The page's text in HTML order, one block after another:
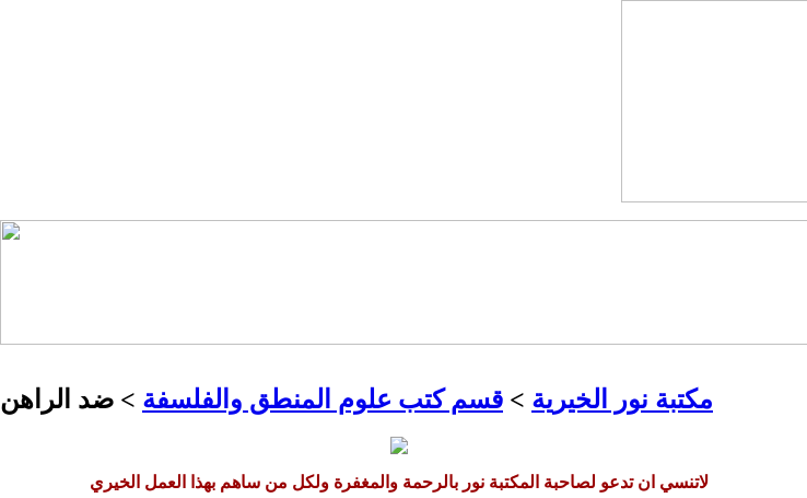
مكتبة نور الخيرية > قسم كتب علوم المنطق والفلسفة > ضد الراهن
لاتنسي ان تدعو لصاحبة المكتبة نور بالرحمة والمغفرة ولكل من ساهم بهذا العمل الخيري